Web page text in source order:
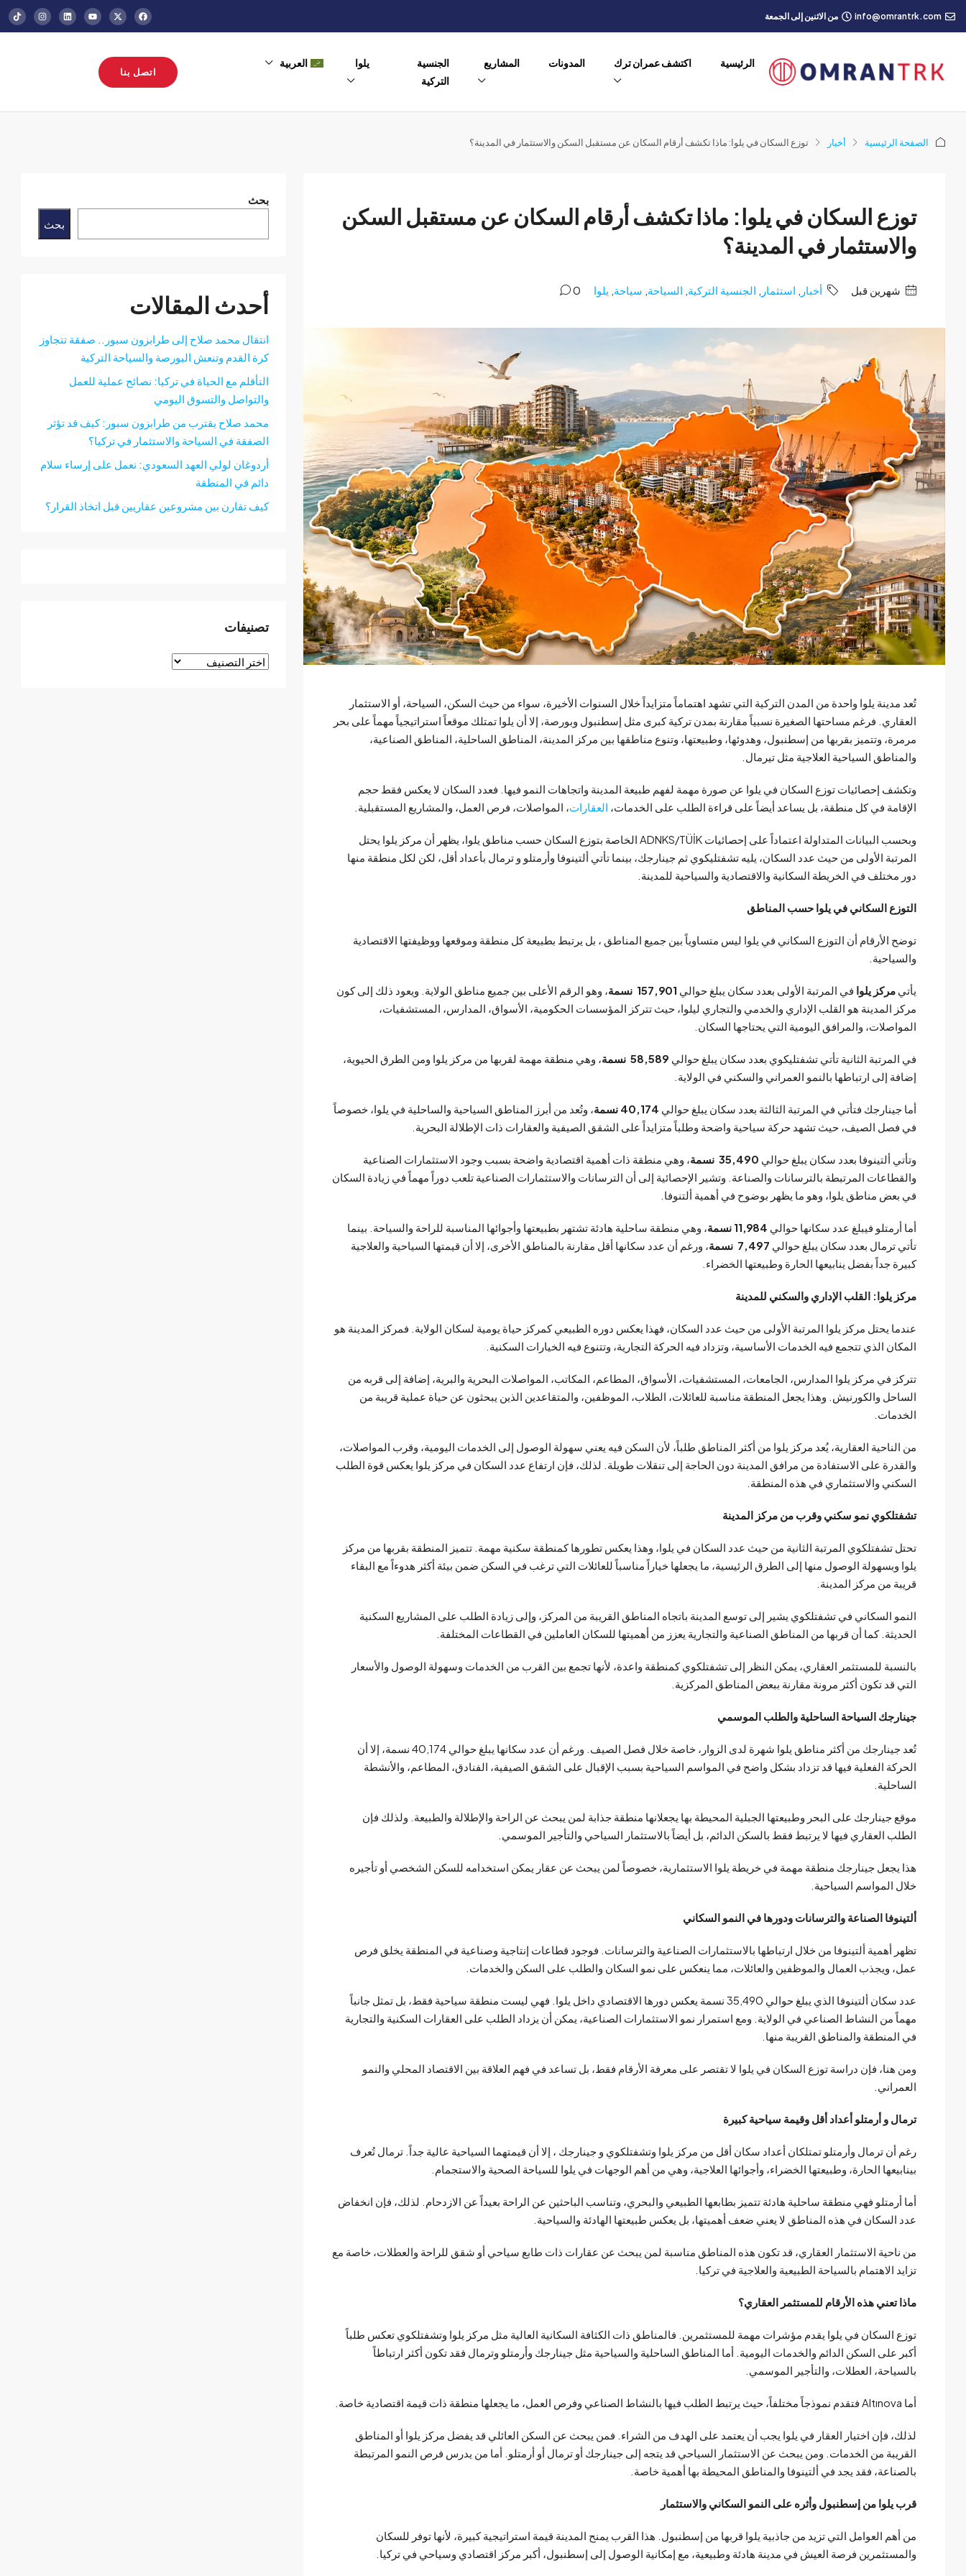
info@omrantrk.com من الاثنين إلى الجمعة
الرئيسية اكتشف عمران ترك المدونات المشاريع
الجنسية
التركية
يلوا العربية
اتصل بنا
الصفحة الرئيسية أخبار توزع السكان في يلوا: ماذا تكشف أرقام السكان عن مستقبل السكن والاستثمار في المدينة؟
توزع السكان في يلوا: ماذا تكشف أرقام السكان عن مستقبل السكن
والاستثمار في المدينة؟
‏شهرين قبل أخبار استثمار الجنسية التركية السياحة سياحة يلوا 0
تُعد مدينة يلوا واحدة من المدن التركية التي تشهد اهتماماً متزايداً خلال السنوات الأخيرة، سواء من حيث السكن، السياحة، أو الاستثمار
العقاري. فرغم مساحتها الصغيرة نسبياً مقارنة بمدن تركية كبرى مثل إسطنبول وبورصة، إلا أن يلوا تمتلك موقعاً استراتيجياً مهماً على بحر
مرمرة، وتتميز بقربها من إسطنبول، وهدوئها، وطبيعتها، وتنوع مناطقها بين مركز المدينة، المناطق الساحلية، المناطق الصناعية،
والمناطق السياحية العلاجية مثل تيرمال.
وتكشف إحصائيات توزع السكان في يلوا عن صورة مهمة لفهم طبيعة المدينة واتجاهات النمو فيها. فعدد السكان لا يعكس فقط حجم
الإقامة في كل منطقة، بل يساعد أيضاً على قراءة الطلب على الخدمات، العقارات، المواصلات، فرص العمل، والمشاريع المستقبلية.
وبحسب البيانات المتداولة اعتماداً على إحصائيات ADNKS/TÜİK الخاصة بتوزع السكان حسب مناطق يلوا، يظهر أن مركز يلوا يحتل
المرتبة الأولى من حيث عدد السكان، يليه تشفتليكوي ثم جينارجك، بينما تأتي ألتينوفا وأرمتلو و ترمال بأعداد أقل، لكن لكل منطقة منها
دور مختلف في الخريطة السكانية والاقتصادية والسياحية للمدينة.
التوزع السكاني في يلوا حسب المناطق
توضح الأرقام أن التوزع السكاني في يلوا ليس متساوياً بين جميع المناطق ، بل يرتبط بطبيعة كل منطقة وموقعها ووظيفتها الاقتصادية
والسياحية.
يأتي مركز يلوا في المرتبة الأولى بعدد سكان يبلغ حوالي 157,901 نسمة
، وهو الرقم الأعلى بين جميع مناطق الولاية. ويعود ذلك إلى كون
مركز المدينة هو القلب الإداري والخدمي والتجاري ليلوا، حيث تتركز المؤسسات الحكومية، الأسواق، المدارس، المستشفيات،
المواصلات، والمرافق اليومية التي يحتاجها السكان.
في المرتبة الثانية تأتي تشفتليكوي بعدد سكان يبلغ حوالي 58,589 نسمة
، وهي منطقة مهمة لقربها من مركز يلوا ومن الطرق الحيوية،
إضافة إلى ارتباطها بالنمو العمراني والسكني في الولاية.
أما جينارجك فتأتي في المرتبة الثالثة بعدد سكان يبلغ حوالي 40,174 نسمة
، وتُعد من أبرز المناطق السياحية والساحلية في يلوا، خصوصاً
في فصل الصيف، حيث تشهد حركة سياحية واضحة وطلباً متزايداً على الشقق الصيفية والعقارات ذات الإطلالة البحرية.
وتأتي ألتينوفا بعدد سكان يبلغ حوالي 35,490 نسمة
، وهي منطقة ذات أهمية اقتصادية واضحة بسبب وجود الاستثمارات الصناعية
والقطاعات المرتبطة بالترسانات والصناعة. وتشير الإحصائية إلى أن الترسانات والاستثمارات الصناعية تلعب دوراً مهماً في زيادة السكان
في بعض مناطق يلوا، وهو ما يظهر بوضوح في أهمية ألتنوفا.
أما أرمتلو فيبلغ عدد سكانها حوالي 11,984 نسمة
، وهي منطقة ساحلية هادئة تشتهر بطبيعتها وأجوائها المناسبة للراحة والسياحة. بينما
تأتي ترمال بعدد سكان يبلغ حوالي 7,497 نسمة
، ورغم أن عدد سكانها أقل مقارنة بالمناطق الأخرى، إلا أن قيمتها السياحية والعلاجية
كبيرة جداً بفضل ينابيعها الحارة وطبيعتها الخضراء.
مركز يلوا: القلب الإداري والسكني للمدينة
عندما يحتل مركز يلوا المرتبة الأولى من حيث عدد السكان، فهذا يعكس دوره الطبيعي كمركز حياة يومية لسكان الولاية. فمركز المدينة هو
المكان الذي تتجمع فيه الخدمات الأساسية، وتزداد فيه الحركة التجارية، وتتنوع فيه الخيارات السكنية.
تتركز في مركز يلوا المدارس، الجامعات، المستشفيات، الأسواق، المطاعم، المكاتب، المواصلات البحرية والبرية، إضافة إلى قربه من
الساحل والكورنيش. وهذا يجعل المنطقة مناسبة للعائلات، الطلاب، الموظفين، والمتقاعدين الذين يبحثون عن حياة عملية قريبة من
الخدمات.
من الناحية العقارية، يُعد مركز يلوا من أكثر المناطق طلباً، لأن السكن فيه يعني سهولة الوصول إلى الخدمات اليومية، وقرب المواصلات،
والقدرة على الاستفادة من مرافق المدينة دون الحاجة إلى تنقلات طويلة. لذلك، فإن ارتفاع عدد السكان في مركز يلوا يعكس قوة الطلب
السكني والاستثماري في هذه المنطقة.
تشفتلكوي نمو سكني وقرب من مركز المدينة
تحتل تشفتلكوي المرتبة الثانية من حيث عدد السكان في يلوا، وهذا يعكس تطورها كمنطقة سكنية مهمة. تتميز المنطقة بقربها من مركز
يلوا وبسهولة الوصول منها إلى الطرق الرئيسية، ما يجعلها خياراً مناسباً للعائلات التي ترغب في السكن ضمن بيئة أكثر هدوءاً مع البقاء
قريبة من مركز المدينة.
النمو السكاني في تشفتلكوي يشير إلى توسع المدينة باتجاه المناطق القريبة من المركز، وإلى زيادة الطلب على المشاريع السكنية
الحديثة. كما أن قربها من المناطق الصناعية والتجارية يعزز من أهميتها للسكان العاملين في القطاعات المختلفة.
بالنسبة للمستثمر العقاري، يمكن النظر إلى تشفتلكوي كمنطقة واعدة، لأنها تجمع بين القرب من الخدمات وسهولة الوصول والأسعار
التي قد تكون أكثر مرونة مقارنة ببعض المناطق المركزية.
جينارجك السياحة الساحلية والطلب الموسمي
تُعد جينارجك من أكثر مناطق يلوا شهرة لدى الزوار، خاصة خلال فصل الصيف. ورغم أن عدد سكانها يبلغ حوالي 40,174 نسمة، إلا أن
الحركة الفعلية فيها قد تزداد بشكل واضح في المواسم السياحية بسبب الإقبال على الشقق الصيفية، الفنادق، المطاعم، والأنشطة
الساحلية.
موقع جينارجك على البحر وطبيعتها الجبلية المحيطة بها يجعلانها منطقة جذابة لمن يبحث عن الراحة والإطلالة والطبيعة. ولذلك فإن
الطلب العقاري فيها لا يرتبط فقط بالسكن الدائم، بل أيضاً بالاستثمار السياحي والتأجير الموسمي.
هذا يجعل جينارجك منطقة مهمة في خريطة يلوا الاستثمارية، خصوصاً لمن يبحث عن عقار يمكن استخدامه للسكن الشخصي أو تأجيره
خلال المواسم السياحية.
ألتينوفا الصناعة والترسانات ودورها في النمو السكاني
تظهر أهمية ألتينوفا من خلال ارتباطها بالاستثمارات الصناعية والترسانات. فوجود قطاعات إنتاجية وصناعية في المنطقة يخلق فرص
عمل، ويجذب العمال والموظفين والعائلات، مما ينعكس على نمو السكان والطلب على السكن والخدمات.
عدد سكان ألتينوفا الذي يبلغ حوالي 35,490 نسمة يعكس دورها الاقتصادي داخل يلوا. فهي ليست منطقة سياحية فقط، بل تمثل جانباً
مهماً من النشاط الصناعي في الولاية. ومع استمرار نمو الاستثمارات الصناعية، يمكن أن يزداد الطلب على العقارات السكنية والتجارية
في المنطقة والمناطق القريبة منها.
ومن هنا، فإن دراسة توزع السكان في يلوا لا تقتصر على معرفة الأرقام فقط، بل تساعد في فهم العلاقة بين الاقتصاد المحلي والنمو
العمراني.
ترمال و أرمتلو أعداد أقل وقيمة سياحية كبيرة
رغم أن ترمال وأرمتلو تمتلكان أعداد سكان أقل من مركز يلوا وتشفتلكوي و جينارجك ، إلا أن قيمتهما السياحية عالية جداً. ترمال تُعرف
بينابيعها الحارة، وطبيعتها الخضراء، وأجوائها العلاجية، وهي من أهم الوجهات في يلوا للسياحة الصحية والاستجمام.
أما أرمتلو فهي منطقة ساحلية هادئة تتميز بطابعها الطبيعي والبحري، وتناسب الباحثين عن الراحة بعيداً عن الازدحام. لذلك، فإن انخفاض
عدد السكان في هذه المناطق لا يعني ضعف أهميتها، بل يعكس طبيعتها الهادئة والسياحية.
من ناحية الاستثمار العقاري، قد تكون هذه المناطق مناسبة لمن يبحث عن عقارات ذات طابع سياحي أو شقق للراحة والعطلات، خاصة مع
تزايد الاهتمام بالسياحة الطبيعية والعلاجية في تركيا.
ماذا تعني هذه الأرقام للمستثمر العقاري؟
توزع السكان في يلوا يقدم مؤشرات مهمة للمستثمرين. فالمناطق ذات الكثافة السكانية العالية مثل مركز يلوا وتشفتلكوي تعكس طلباً
أكبر على السكن الدائم والخدمات اليومية. أما المناطق الساحلية والسياحية مثل جينارجك وأرمتلو وترمال فقد تكون أكثر ارتباطاً
بالسياحة، العطلات، والتأجير الموسمي.
أما Altınova فتقدم نموذجاً مختلفاً، حيث يرتبط الطلب فيها بالنشاط الصناعي وفرص العمل، ما يجعلها منطقة ذات قيمة اقتصادية خاصة.
لذلك، فإن اختيار العقار في يلوا يجب أن يعتمد على الهدف من الشراء. فمن يبحث عن السكن العائلي قد يفضل مركز يلوا أو المناطق
القريبة من الخدمات. ومن يبحث عن الاستثمار السياحي قد يتجه إلى جينارجك أو ترمال أو أرمتلو. أما من يدرس فرص النمو المرتبطة
بالصناعة، فقد يجد في ألتينوفا والمناطق المحيطة بها أهمية خاصة.
قرب يلوا من إسطنبول وأثره على النمو السكاني والاستثمار
من أهم العوامل التي تزيد من جاذبية يلوا قربها من إسطنبول. هذا القرب يمنح المدينة قيمة استراتيجية كبيرة، لأنها توفر للسكان
والمستثمرين فرصة العيش في مدينة هادئة وطبيعية، مع إمكانية الوصول إلى إسطنبول، أكبر مركز اقتصادي وسياحي في تركيا.
بحث
بحث
أحدث المقالات
انتقال محمد صلاح إلى طرابزون سبور.. صفقة تتجاوز
كرة القدم وتنعش البورصة والسياحة التركية
التأقلم مع الحياة في تركيا: نصائح عملية للعمل
والتواصل والتسوق اليومي
محمد صلاح يقترب من طرابزون سبور: كيف قد تؤثر
الصفقة في السياحة والاستثمار في تركيا؟
أردوغان لولي العهد السعودي: نعمل على إرساء سلام
دائم في المنطقة
كيف تقارن بين مشروعين عقاريين قبل اتخاذ القرار؟
تصنيفات